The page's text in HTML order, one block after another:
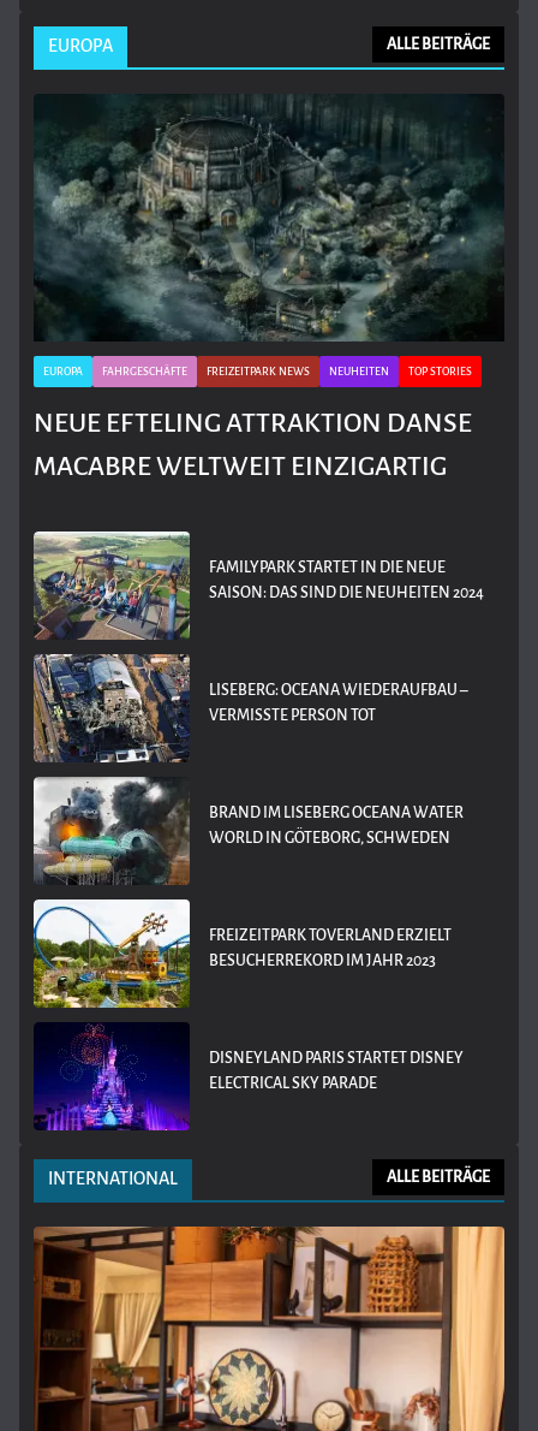
EUROPA ALLE BEITRÄGE
EUROPA FAHRGESCHÄFTE FREIZEITPARK NEWS NEUHEITEN TOP STORIES
NEUE EFTELING ATTRAKTION DANSE
MACABRE WELTWEIT EINZIGARTIG
FAMILYPARK STARTET IN DIE NEUE
SAISON: DAS SIND DIE NEUHEITEN 2024
LISEBERG: OCEANA WIEDERAUFBAU –
VERMISSTE PERSON TOT
BRAND IM LISEBERG OCEANA WATER
WORLD IN GÖTEBORG, SCHWEDEN
FREIZEITPARK TOVERLAND ERZIELT
BESUCHERREKORD IM JAHR 2023
DISNEYLAND PARIS STARTET DISNEY
ELECTRICAL SKY PARADE
INTERNATIONAL ALLE BEITRÄGE